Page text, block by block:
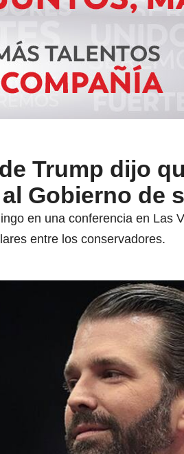
Trump dijo
Gobierno de
en una conferencia en Las
entre los conservadores.